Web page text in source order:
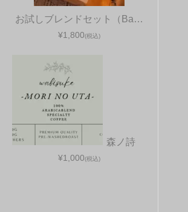
お試しブレンドセット（Ba…
¥1,800(税込)
森ノ詩
¥1,000(税込)